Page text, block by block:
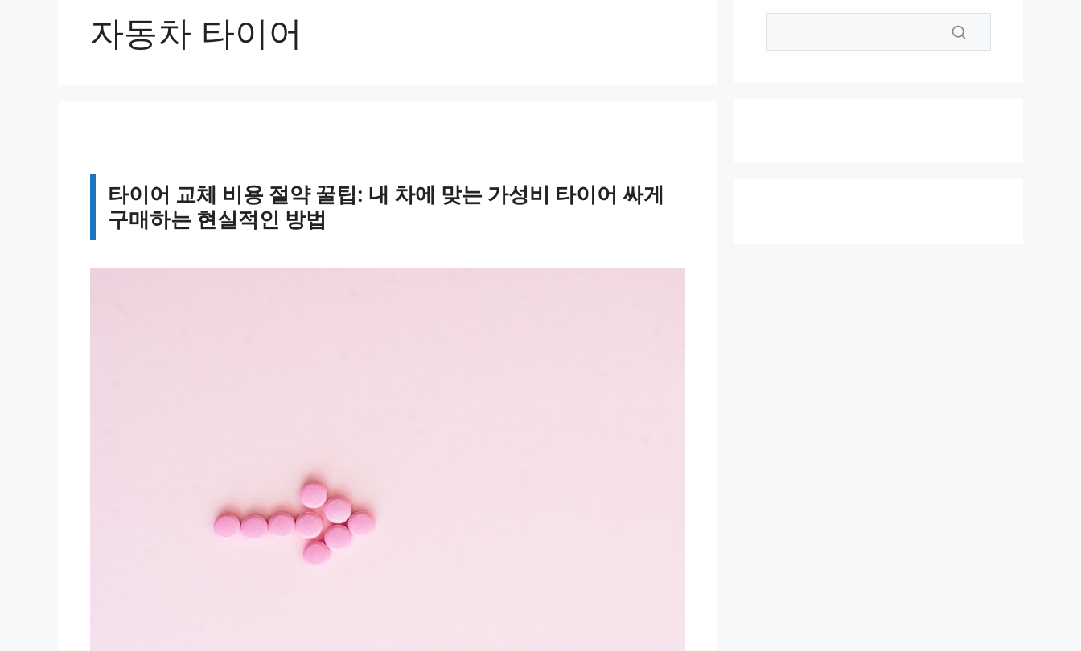
자동차 타이어
타이어 교체 비용 절약 꿀팁: 내 차에 맞는 가성비 타이어 싸게
구매하는 현실적인 방법